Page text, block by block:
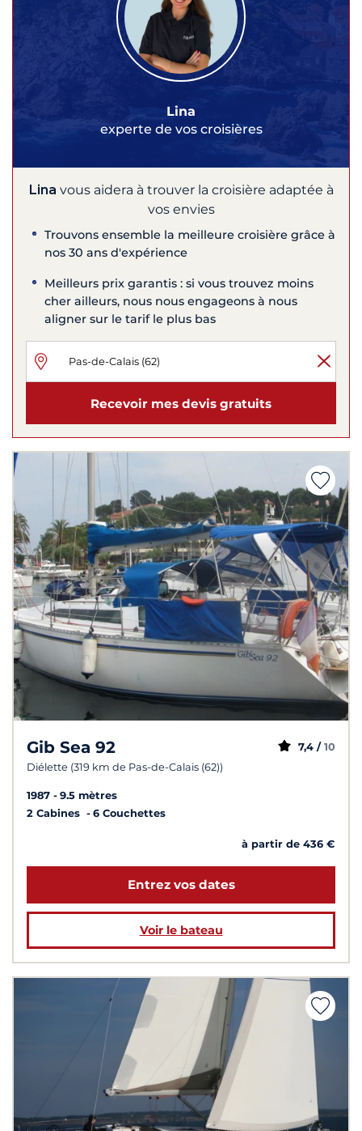
Lina
experte de vos croisières
Lina vous aidera à trouver la croisière adaptée à
vos envies
Trouvons ensemble la meilleure croisière grâce à
nos 30 ans d'expérience
Meilleurs prix garantis : si vous trouvez moins
cher ailleurs, nous nous engageons à nous
aligner sur le tarif le plus bas
Recevoir mes devis gratuits
Gib Sea 92
Diélette (319 km de Pas-de-Calais (62))
7,4 / 10
1987
9.5 mètres
2 Cabines
6 Couchettes
à partir de 436 €
Entrez vos dates
Voir le bateau